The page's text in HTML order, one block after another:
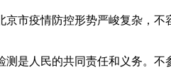
市疫情防控形势严峻复杂，
是人民的共同责任和义务。